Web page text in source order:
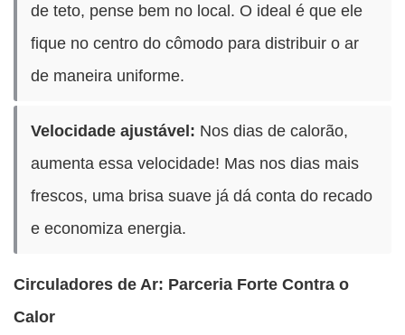
de teto, pense bem no local. O ideal é que ele
fique no centro do cômodo para distribuir o ar
de maneira uniforme.
Velocidade ajustável: Nos dias de calorão,
aumenta essa velocidade! Mas nos dias mais
frescos, uma brisa suave já dá conta do recado
e economiza energia.
Circuladores de Ar: Parceria Forte Contra o
Calor